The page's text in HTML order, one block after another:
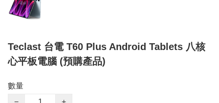
Teclast 台電 T60 Plus Android Tablets 八核
心平板電腦 (預購產品)
數量